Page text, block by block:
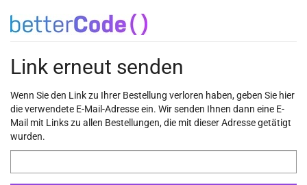
Zum
Haupt-
Link erneut senden
Wenn Sie den Link zu Ihrer Bestellung verloren haben, geben Sie hier
die verwendete E-Mail-Adresse ein. Wir senden Ihnen dann eine E-
Mail mit Links zu allen Bestellungen, die mit dieser Adresse getätigt
wurden.